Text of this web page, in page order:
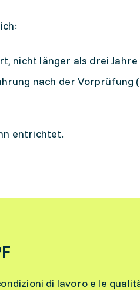
nicht länger als drei
nach der Vorprüfung
entrichtet.
di lavoro e le